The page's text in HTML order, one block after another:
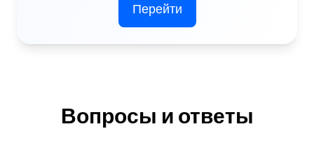
Перейти
Вопросы и ответы